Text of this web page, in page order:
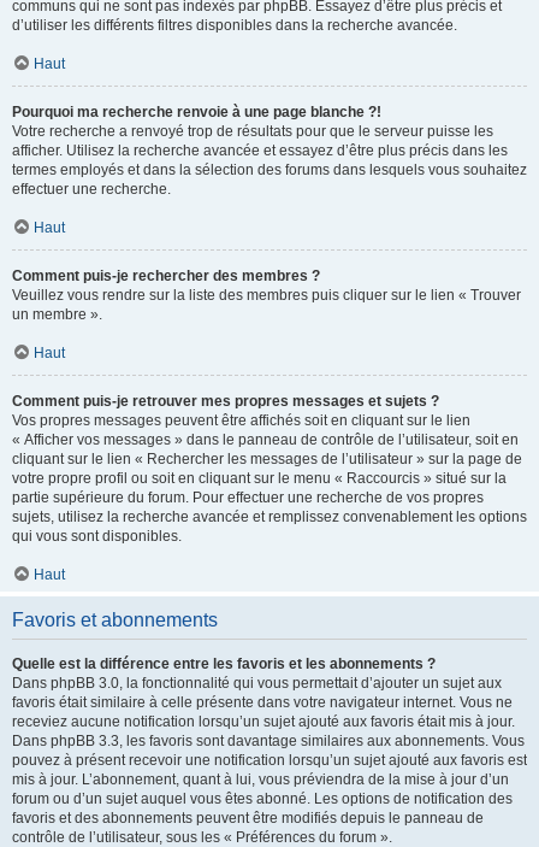
communs qui ne sont pas indexés par phpBB. Essayez d’être plus précis et
d’utiliser les différents filtres disponibles dans la recherche avancée.
Haut
Pourquoi ma recherche renvoie à une page blanche ?!
Votre recherche a renvoyé trop de résultats pour que le serveur puisse les
afficher. Utilisez la recherche avancée et essayez d’être plus précis dans les
termes employés et dans la sélection des forums dans lesquels vous souhaitez
effectuer une recherche.
Haut
Comment puis-je rechercher des membres ?
Veuillez vous rendre sur la liste des membres puis cliquer sur le lien « Trouver
un membre ».
Haut
Comment puis-je retrouver mes propres messages et sujets ?
Vos propres messages peuvent être affichés soit en cliquant sur le lien
« Afficher vos messages » dans le panneau de contrôle de l’utilisateur, soit en
cliquant sur le lien « Rechercher les messages de l’utilisateur » sur la page de
votre propre profil ou soit en cliquant sur le menu « Raccourcis » situé sur la
partie supérieure du forum. Pour effectuer une recherche de vos propres
sujets, utilisez la recherche avancée et remplissez convenablement les options
qui vous sont disponibles.
Haut
Favoris et abonnements
Quelle est la différence entre les favoris et les abonnements ?
Dans phpBB 3.0, la fonctionnalité qui vous permettait d’ajouter un sujet aux
favoris était similaire à celle présente dans votre navigateur internet. Vous ne
receviez aucune notification lorsqu’un sujet ajouté aux favoris était mis à jour.
Dans phpBB 3.3, les favoris sont davantage similaires aux abonnements. Vous
pouvez à présent recevoir une notification lorsqu’un sujet ajouté aux favoris est
mis à jour. L’abonnement, quant à lui, vous préviendra de la mise à jour d’un
forum ou d’un sujet auquel vous êtes abonné. Les options de notification des
favoris et des abonnements peuvent être modifiés depuis le panneau de
contrôle de l’utilisateur, sous les « Préférences du forum ».